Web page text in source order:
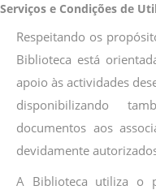
Serviços e Condições de
Respeitando os
Biblioteca está
apoio às actividades
disponibilizando
documentos aos
devidamente
A Biblioteca utiliza o